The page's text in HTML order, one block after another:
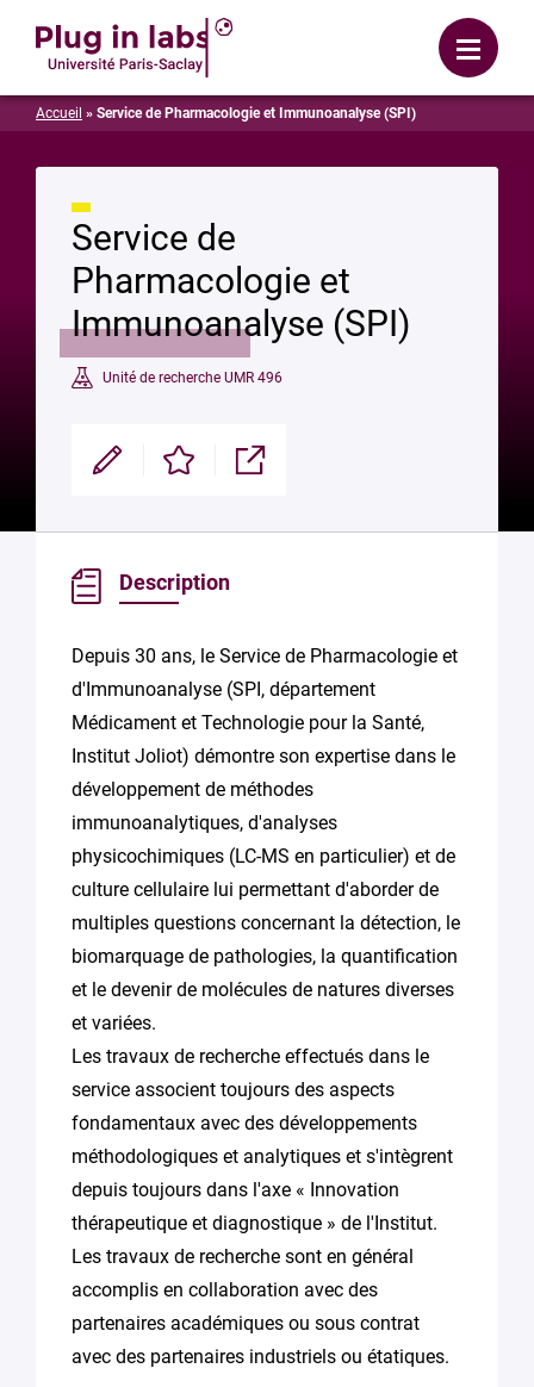
Menu
Accueil » Service de Pharmacologie et Immunoanalyse (SPI)
Service de
Pharmacologie et
Immunoanalyse (SPI)
Unité de recherche UMR 496
Modifier Enregistrer Partager
Description
Depuis 30 ans, le Service de Pharmacologie et
d'Immunoanalyse (SPI, département
Médicament et Technologie pour la Santé,
Institut Joliot) démontre son expertise dans le
développement de méthodes
immunoanalytiques, d'analyses
physicochimiques (LC-MS en particulier) et de
culture cellulaire lui permettant d'aborder de
multiples questions concernant la détection, le
biomarquage de pathologies, la quantification
et le devenir de molécules de natures diverses
et variées.
Les travaux de recherche effectués dans le
service associent toujours des aspects
fondamentaux avec des développements
méthodologiques et analytiques et s'intègrent
depuis toujours dans l'axe « Innovation
thérapeutique et diagnostique » de l'Institut.
Les travaux de recherche sont en général
accomplis en collaboration avec des
partenaires académiques ou sous contrat
avec des partenaires industriels ou étatiques.